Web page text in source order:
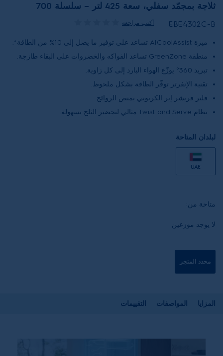
ثلاجة بمجمّد سفلي، سعة 425 لتر – سلسلة 700
EBE4302C-B أكتب مراجعة
ميزة AICoolAssist تساعد على توفير ما يصل إلى 10% من الطاقة*.
منطقة GreenZone تساعد الفواكه والخضروات على البقاء طازجة.
تبريد 360° يوزّع الهواء البارد إلى كل زاوية.
تقنية الإنفرتر توفّر الطاقة بشكل ملحوظ.
فلتر فريشر إير الكربوني يمتص الروائح.
نظام Twist and Serve مثالي لتحضير الثلج بسهولة.
لبلدان المتاحة
UAE
متاحة من:
لا يوجد موزعين
محدد المتجر
المزايا المواصفات التقييمات